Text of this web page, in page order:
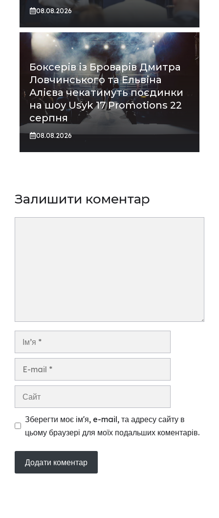
08.08.2026
Боксерів із Броварів Дмитра
Ловчинського та Ельвіна
Алієва чекатимуть поєдинки
на шоу Usyk 17 Promotions 22
серпня
08.08.2026
Залишити коментар
Зберегти моє ім'я, e-mail, та адресу сайту в
цьому браузері для моїх подальших коментарів.